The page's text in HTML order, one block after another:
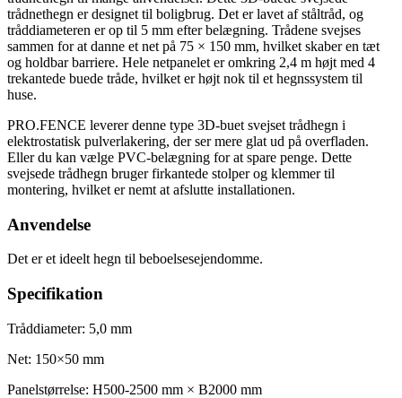
trådnethegn er designet til boligbrug. Det er lavet af ståltråd, og
tråddiameteren er op til 5 mm efter belægning. Trådene svejses
sammen for at danne et net på 75 × 150 mm, hvilket skaber en tæt
og holdbar barriere. Hele netpanelet er omkring 2,4 m højt med 4
trekantede buede tråde, hvilket er højt nok til et hegnssystem til
huse.
PRO.FENCE leverer denne type 3D-buet svejset trådhegn i
elektrostatisk pulverlakering, der ser mere glat ud på overfladen.
Eller du kan vælge PVC-belægning for at spare penge. Dette
svejsede trådhegn bruger firkantede stolper og klemmer til
montering, hvilket er nemt at afslutte installationen.
Anvendelse
Det er et ideelt hegn til beboelsesejendomme.
Specifikation
Tråddiameter: 5,0 mm
Net: 150×50 mm
Panelstørrelse: H500-2500 mm × B2000 mm